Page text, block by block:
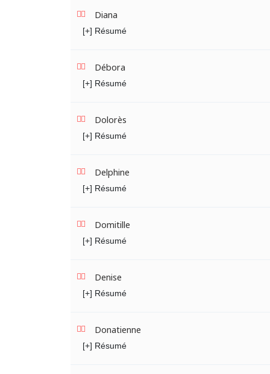
Diana
[+] Résumé
Débora
[+] Résumé
Dolorès
[+] Résumé
Delphine
[+] Résumé
Domitille
[+] Résumé
Denise
[+] Résumé
Donatienne
[+] Résumé